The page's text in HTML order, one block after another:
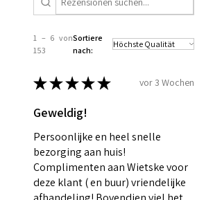
1 – 6 von
153
Sortiere
nach:
★★★★★ vor 3 Wochen
Geweldig!
Persoonlijke en heel snelle
bezorging aan huis!
Complimenten aan Wietske voor
deze klant ( en buur) vriendelijke